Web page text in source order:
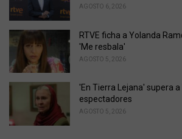
AGOSTO 6, 2026
RTVE ficha a Yolanda
'Me resbala'
AGOSTO 5, 2026
'En Tierra Lejana' supera
espectadores
AGOSTO 5, 2026